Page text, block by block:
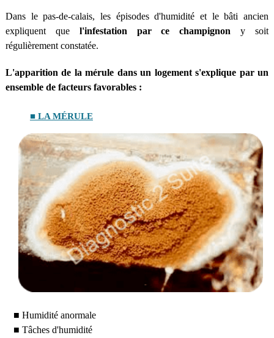
Dans le pas-de-calais, les épisodes d'humidité et le bâti ancien
expliquent que l'infestation par ce champignon y soit
régulièrement constatée.
L'apparition de la mérule dans un logement s'explique par un
ensemble de facteurs favorables :
■ LA MÉRULE
■ Humidité anormale
■ Tâches d'humidité